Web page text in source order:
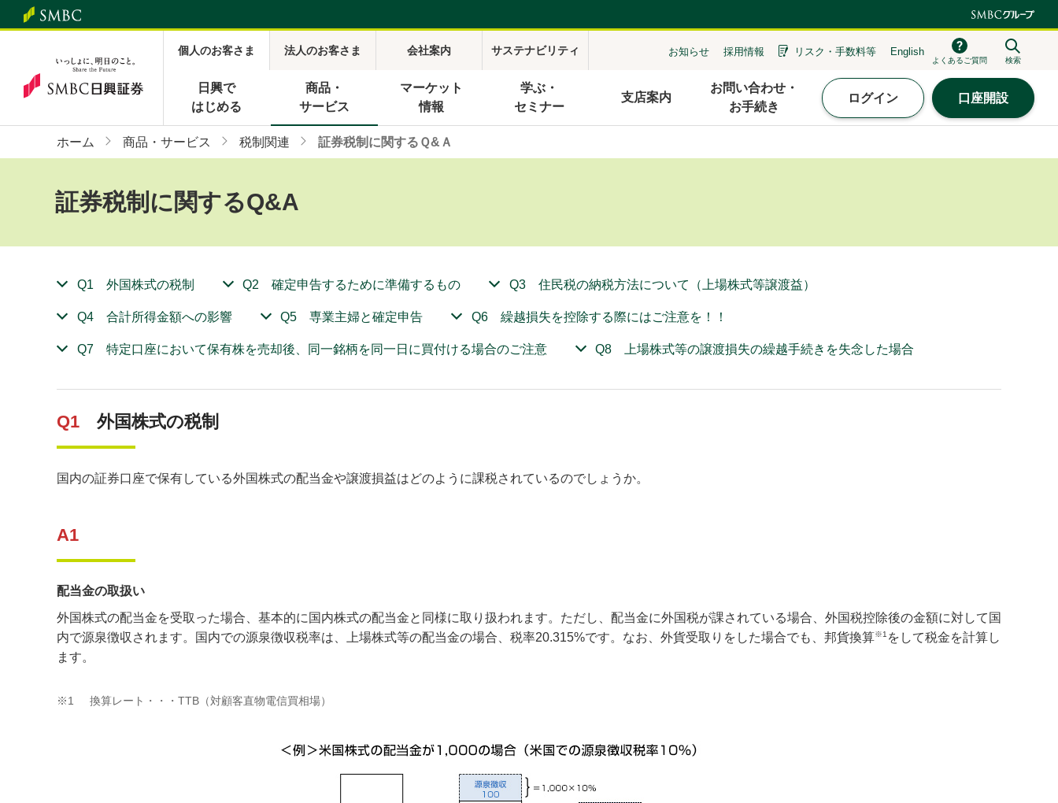
個人のお客さま 法人のお客さま 会社案内 サステナビリティ お知らせ 採用情報 リスク・ 手数料等 English
よくあるご質問 検索
日興で
はじめる
商品・
サービス
マーケット
情報
学ぶ・
セミナー
支店案内
お問い合わせ・
お手続き
ログイン 口座開設
ホーム 商品・サービス 税制関連 証券税制に関するＱ&Ａ
証券税制に関するQ&A
Q1 外国株式の税制 Q2 確定申告するために準備するもの Q3 住民税の納税方法について（上場株式等譲渡益）
Q4 合計所得金額への影響 Q5 専業主婦と確定申告 Q6 繰越損失を控除する際にはご注意を！！
Q7 特定口座において保有株を売却後、同一銘柄を同一日に買付ける場合のご注意 Q8 上場株式等の譲渡損失の繰越手続きを失念した場合
Q1 外国株式の税制
国内の証券口座で保有している外国株式の配当金や譲渡損益はどのように課税されているのでしょうか。
A1
配当金の取扱い
外国株式の配当金を受取った場合、基本的に国内株式の配当金と同様に取り扱われます。ただし、配当金に外国税が課されている場合、外国税控除後の金額に対して国
内で源泉徴収されます。国内での源泉徴収税率は、上場株式等の配当金の場合、税率20.315%です。なお、外貨受取りをした場合でも、邦貨換算※1 をして税金を計算し
ます。
※1 換算レート・・・TTB（対顧客直物電信買相場）